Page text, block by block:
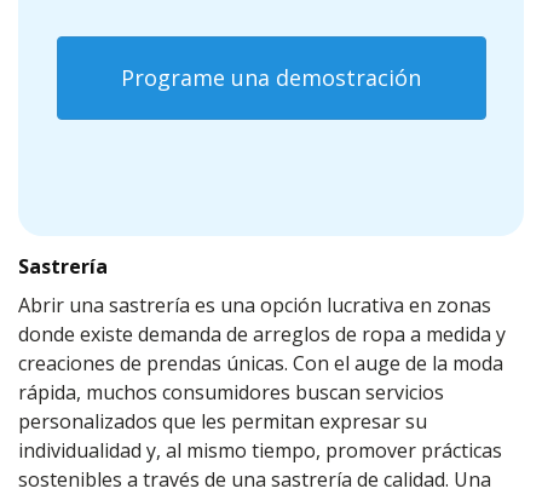
Programe una demostración
Sastrería
Abrir una sastrería es una opción lucrativa en zonas
donde existe demanda de arreglos de ropa a medida y
creaciones de prendas únicas. Con el auge de la moda
rápida, muchos consumidores buscan servicios
personalizados que les permitan expresar su
individualidad y, al mismo tiempo, promover prácticas
sostenibles a través de una sastrería de calidad. Una